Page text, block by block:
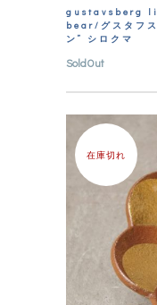
gustavsberg
bear/グスタフ
ン” シロクマ
SoldOut
在庫切れ